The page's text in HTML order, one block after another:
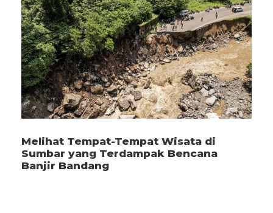
Melihat Tempat-Tempat Wisata di
Sumbar yang Terdampak Bencana
Banjir Bandang